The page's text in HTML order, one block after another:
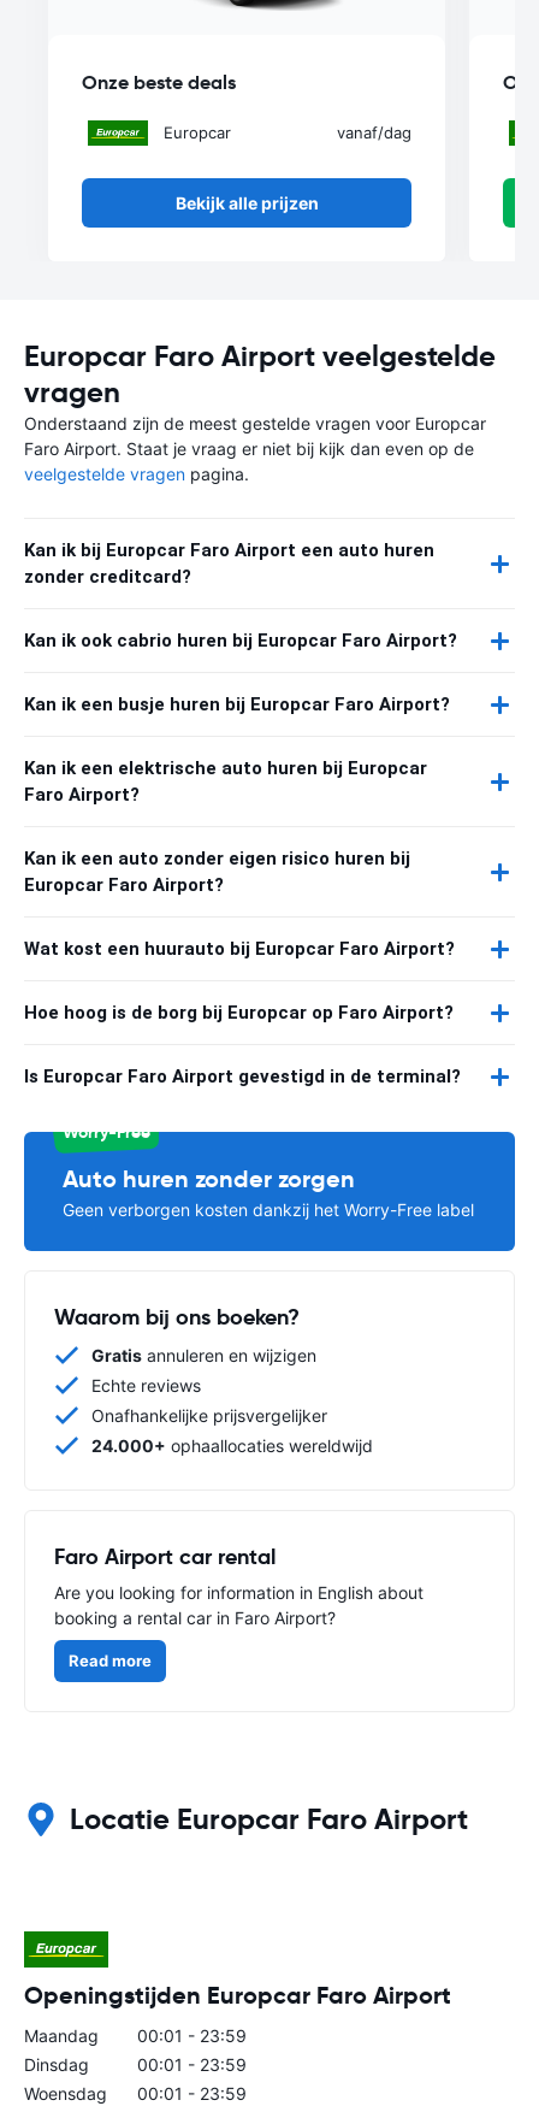
Onze beste deals
Europcar vanaf/dag
Bekijk alle prijzen
Europcar Faro Airport veelgestelde
vragen
Onderstaand zijn de meest gestelde vragen voor Europcar
Faro Airport. Staat je vraag er niet bij kijk dan even op de
veelgestelde vragen pagina.
Kan ik bij Europcar Faro Airport een auto huren
zonder creditcard?
Kan ik ook cabrio huren bij Europcar Faro Airport?
Kan ik een busje huren bij Europcar Faro Airport?
Kan ik een elektrische auto huren bij Europcar
Faro Airport?
Kan ik een auto zonder eigen risico huren bij
Europcar Faro Airport?
Wat kost een huurauto bij Europcar Faro Airport?
Hoe hoog is de borg bij Europcar op Faro Airport?
Is Europcar Faro Airport gevestigd in de terminal?
Worry-Free
Auto huren zonder zorgen
Geen verborgen kosten dankzij het Worry-Free label
Waarom bij ons boeken?
Gratis annuleren en wijzigen
Echte reviews
Onafhankelijke prijsvergelijker
24.000+ ophaallocaties wereldwijd
Faro Airport car rental
Are you looking for information in English about
booking a rental car in Faro Airport?
Read more
Locatie Europcar Faro Airport
Openingstijden Europcar Faro Airport
Maandag
00:01 - 23:59
Dinsdag
00:01 - 23:59
Woensdag
00:01 - 23:59